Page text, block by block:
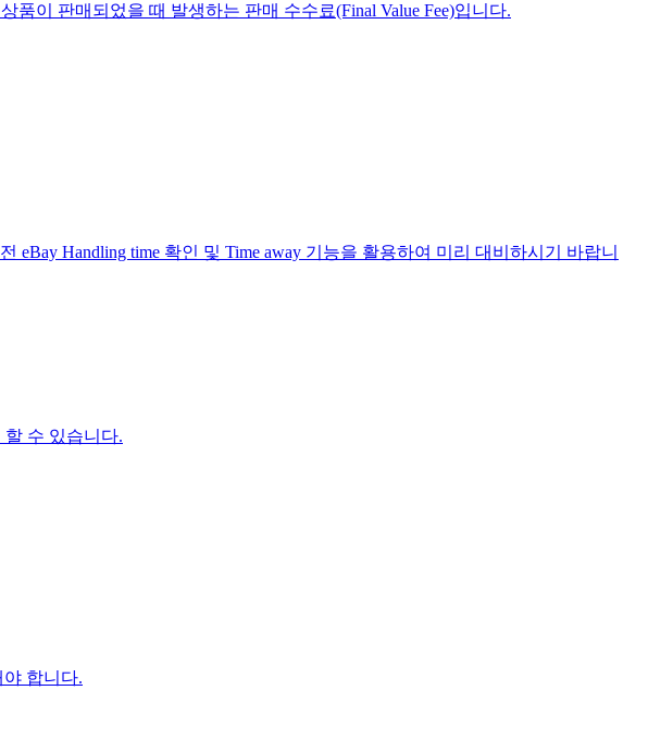
품이 판매되었을 때 발생하는 판매 수수료(Final Value Fee)입니다.
Handling time 확인 및 Time away 기능을 활용하여 미리 대비하시기 바랍니
수 있습니다.
합니다.